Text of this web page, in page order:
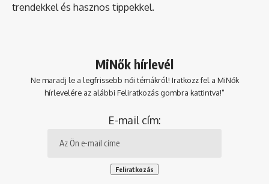
trendekkel és hasznos tippekkel.
MiNők hírlevél
Ne maradj le a legfrissebb női témákról! Iratkozz fel a MiNők
hírlevelére az alábbi Feliratkozás gombra kattintva!"
E-mail cím: